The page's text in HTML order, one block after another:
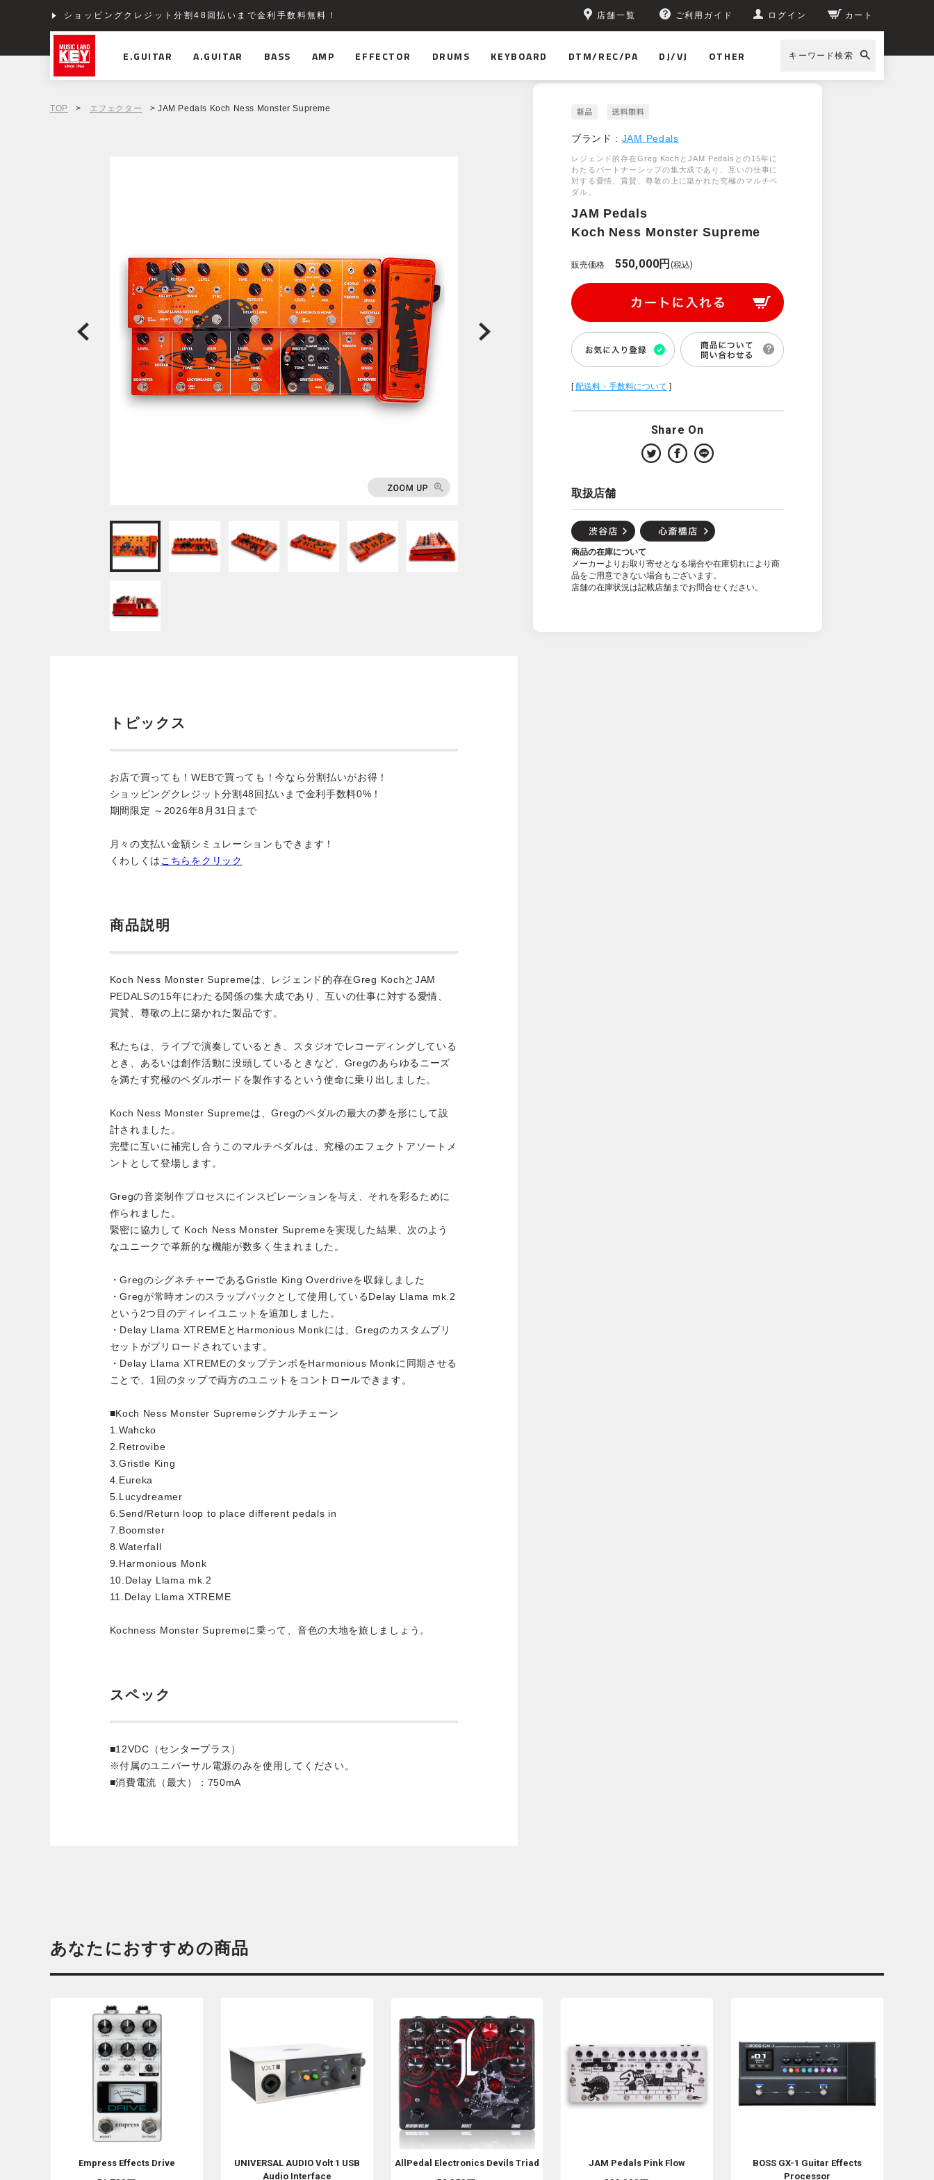
ショッピングクレジット分割48回払いまで金利手数料無料！ 店舗一覧 ご利用ガイド ログイン カート
E.GUITAR A.GUITAR BASS AMP EFFECTOR DRUMS KEYBOARD DTM/REC/PA DJ/VJ OTHER キーワード検索
TOP > エフェクター > JAM Pedals Koch Ness Monster Supreme
ブランド : JAM Pedals
レジェンド的存在Greg KochとJAM Pedalsとの15年に
わたるパートナーシップの集大成であり、互いの仕事に
対する愛情、賞賛、尊敬の上に築かれた究極のマルチペ
ダル。
JAM Pedals
Koch Ness Monster Supreme
販売価格 550,000円(税込)
[配送料・手数料について ]
Share On
取扱店舗
商品の在庫について
メーカーよりお取り寄せとなる場合や在庫切れにより商
品をご用意できない場合もございます。
店舗の在庫状況は記載店舗までお問合せください。
トピックス
お店で買っても！WEBで買っても！今なら分割払いがお得！
ショッピングクレジット分割48回払いまで金利手数料0%！
期間限定 ～2026年8月31日まで
月々の支払い金額シミュレーションもできます！
くわしくは こちらをクリック
商品説明
Koch Ness Monster Supremeは、レジェンド的存在Greg KochとJAM
PEDALSの15年にわたる関係の集大成であり、互いの仕事に対する愛情、
賞賛、尊敬の上に築かれた製品です。
私たちは、ライブで演奏しているとき、スタジオでレコーディングしている
とき、あるいは創作活動に没頭しているときなど、Gregのあらゆるニーズ
を満たす究極のペダルボードを製作するという使命に乗り出しました。
Koch Ness Monster Supremeは、Gregのペダルの最大の夢を形にして設
計されました。
完璧に互いに補完し合うこのマルチペダルは、究極のエフェクトアソートメ
ントとして登場します。
Gregの音楽制作プロセスにインスピレーションを与え、それを彩るために
作られました。
緊密に協力して Koch Ness Monster Supremeを実現した結果、次のよう
なユニークで革新的な機能が数多く生まれました。
・GregのシグネチャーであるGristle King Overdriveを収録しました
・Gregが常時オンのスラップバックとして使用しているDelay Llama mk.2
という2つ目のディレイユニットを追加しました。
・Delay Llama XTREMEとHarmonious Monkには、Gregのカスタムプリ
セットがプリロードされています。
・Delay Llama XTREMEのタップテンポをHarmonious Monkに同期させる
ことで、1回のタップで両方のユニットをコントロールできます。
■Koch Ness Monster Supremeシグナルチェーン
1.Wahcko
2.Retrovibe
3.Gristle King
4.Eureka
5.Lucydreamer
6.Send/Return loop to place different pedals in
7.Boomster
8.Waterfall
9.Harmonious Monk
10.Delay Llama mk.2
11.Delay Llama XTREME
Kochness Monster Supremeに乗って、音色の大地を旅しましょう。
スペック
■12VDC（センタープラス）
※付属のユニバーサル電源のみを使用してください。
■消費電流（最大）：750mA
あなたにおすすめの商品
Empress Effects Drive UNIVERSAL AUDIO Volt 1 USB
Audio Interface
AllPedal Electronics Devils Triad JAM Pedals Pink Flow BOSS GX-1 Guitar Effects
Processor